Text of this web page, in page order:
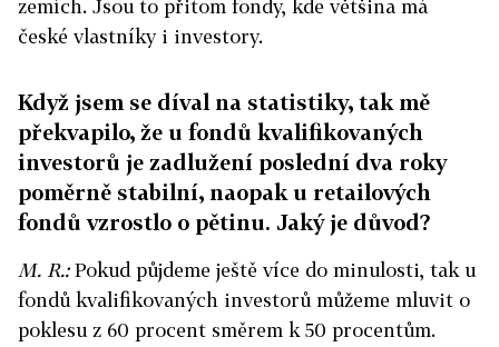
zemích. Jsou to přitom fondy, kde většina má
české vlastníky i investory.
Když jsem se díval na statistiky, tak mě
překvapilo, že u fondů kvalifikovaných
investorů je zadlužení poslední dva roky
poměrně stabilní, naopak u retailových
fondů vzrostlo o pětinu. Jaký je důvod?
M. R.:Pokud půjdeme ještě více do minulosti, tak u
fondů kvalifikovaných investorů můžeme mluvit o
poklesu z 60 procent směrem k 50 procentům.